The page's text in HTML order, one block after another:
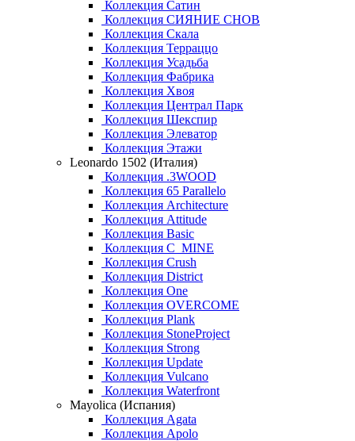
Коллекция Сатин
Коллекция СИЯНИЕ СНОВ
Коллекция Скала
Коллекция Терраццо
Коллекция Усадьба
Коллекция Фабрика
Коллекция Хвоя
Коллекция Централ Парк
Коллекция Шекспир
Коллекция Элеватор
Коллекция Этажи
Leonardo 1502 (Италия)
Коллекция .3WOOD
Коллекция 65 Parallelo
Коллекция Architecture
Коллекция Attitude
Коллекция Basic
Коллекция C_MINE
Коллекция Crush
Коллекция District
Коллекция One
Коллекция OVERCOME
Коллекция Plank
Коллекция StoneProject
Коллекция Strong
Коллекция Update
Коллекция Vulcano
Коллекция Waterfront
Mayolica (Испания)
Коллекция Agata
Коллекция Apolo